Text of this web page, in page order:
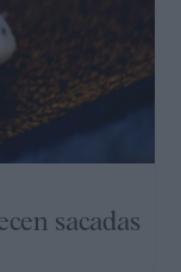
sacadas